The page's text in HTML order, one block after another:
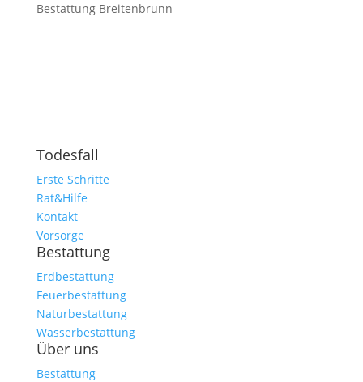
Bestattung Breitenbrunn
Todesfall
Erste Schritte
Rat&Hilfe
Kontakt
Vorsorge
Bestattung
Erdbestattung
Feuerbestattung
Naturbestattung
Wasserbestattung
Über uns
Bestattung